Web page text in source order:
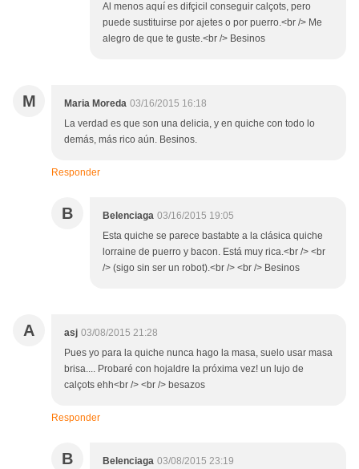
Al menos aquí es difçicil conseguir calçots, pero
puede sustituirse por ajetes o por puerro.<br /> Me
alegro de que te guste.<br /> Besinos
M Maria Moreda 03/16/2015 16:18
La verdad es que son una delicia, y en quiche con todo lo
demás, más rico aún. Besinos.
Responder
B Belenciaga 03/16/2015 19:05
Esta quiche se parece bastabte a la clásica quiche
lorraine de puerro y bacon. Está muy rica.<br /> <br
/> (sigo sin ser un robot).<br /> <br /> Besinos
A asj 03/08/2015 21:28
Pues yo para la quiche nunca hago la masa, suelo usar masa
brisa.... Probaré con hojaldre la próxima vez! un lujo de
calçots ehh<br /> <br /> besazos
Responder
B Belenciaga 03/08/2015 23:19